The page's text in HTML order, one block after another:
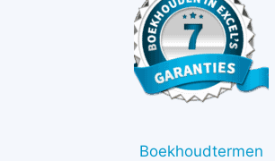
Boekhoudtermen